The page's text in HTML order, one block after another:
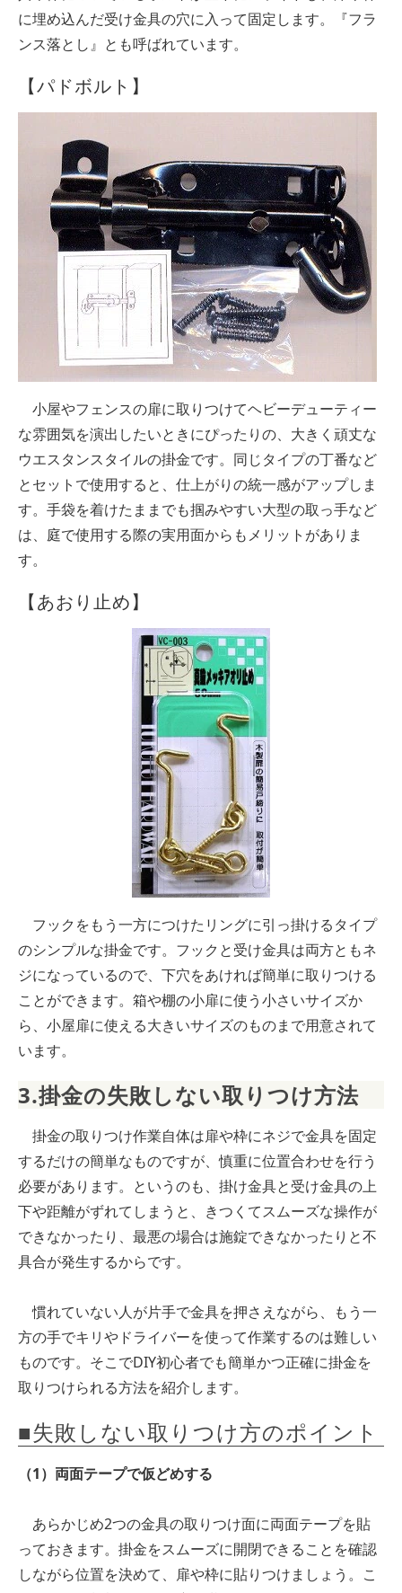
に埋め込んだ受け金具の穴に入って固定します。『フラ
ンス落とし』とも呼ばれています。
【パドボルト】
小屋やフェンスの扉に取りつけてヘビーデューティー
な雰囲気を演出したいときにぴったりの、大きく頑丈な
ウエスタンスタイルの掛金です。同じタイプの丁番など
とセットで使用すると、仕上がりの統一感がアップしま
す。手袋を着けたままでも掴みやすい大型の取っ手など
は、庭で使用する際の実用面からもメリットがありま
す。
【あおり止め】
フックをもう一方につけたリングに引っ掛けるタイプ
のシンプルな掛金です。フックと受け金具は両方ともネ
ジになっているので、下穴をあければ簡単に取りつける
ことができます。箱や棚の小扉に使う小さいサイズか
ら、小屋扉に使える大きいサイズのものまで用意されて
います。
3.掛金の失敗しない取りつけ方法
掛金の取りつけ作業自体は扉や枠にネジで金具を固定
するだけの簡単なものですが、慎重に位置合わせを行う
必要があります。というのも、掛け金具と受け金具の上
下や距離がずれてしまうと、きつくてスムーズな操作が
できなかったり、最悪の場合は施錠できなかったりと不
具合が発生するからです。
慣れていない人が片手で金具を押さえながら、もう一
方の手でキリやドライバーを使って作業するのは難しい
ものです。そこでDIY初心者でも簡単かつ正確に掛金を
取りつけられる方法を紹介します。
■失敗しない取りつけ方のポイント
（1）両面テープで仮どめする
あらかじめ2つの金具の取りつけ面に両面テープを貼
っておきます。掛金をスムーズに開閉できることを確認
しながら位置を決めて、扉や枠に貼りつけましょう。こ